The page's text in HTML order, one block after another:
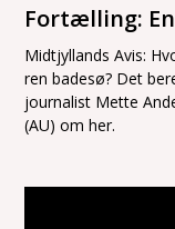
Fortælling:
Midtjyllands Avis:
ren badesø? Det
journalist Mette
(AU) om her.